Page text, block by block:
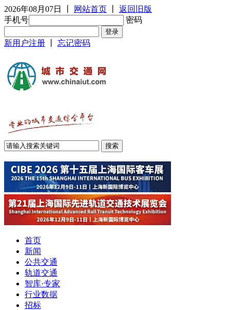
2026年08月07日 网站首页
返回旧版
手机号
密码
新用户注册 忘记密码
首页
新闻
公共交通
轨道交通
智库·专家
行业数据
招标